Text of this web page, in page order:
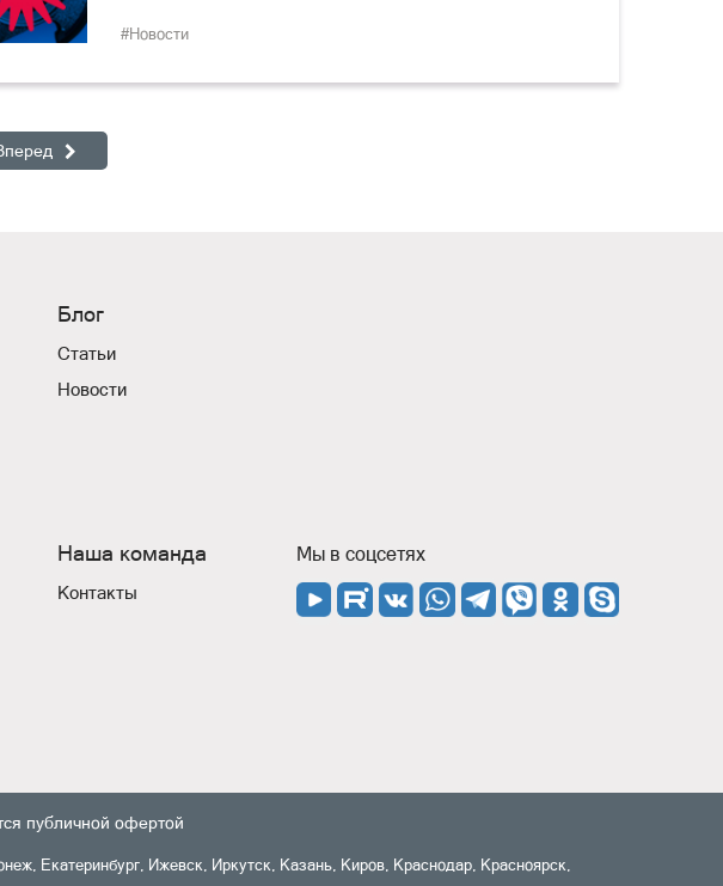
#Новости
Блог
Статьи
Новости
Наша команда
Контакты
Мы в соцсетях
публичной офертой
Екатеринбург, Ижевск, Иркутск, Казань, Киров, Краснодар, Красноярск,